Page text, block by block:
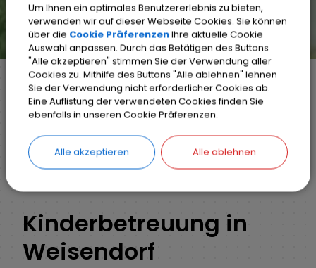
Markt Weisendorf
Leben in Weisendorf
Kinderbetreuung
Kinderbetreuung in
Weisendorf
Um Ihnen ein optimales Benutzererlebnis zu bieten,
verwenden wir auf dieser Webseite Cookies. Sie können
über die Cookie PräferenzenIhre aktuelle Cookie
Auswahl anpassen. Durch das Betätigen des Buttons
"Alle akzeptieren" stimmen Sie der Verwendung aller
Cookies zu. Mithilfe des Buttons "Alle ablehnen" lehnen
Sie der Verwendung nicht erforderlicher Cookies ab.
Eine Auflistung der verwendeten Cookies finden Sie
ebenfalls in unseren Cookie Präferenzen.
Alle akzeptieren Alle ablehnen